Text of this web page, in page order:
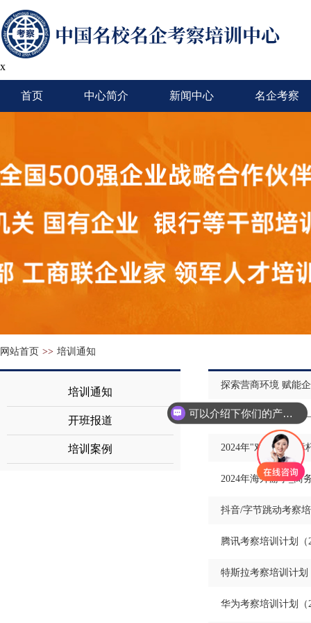
x
首页 中心简介 新闻中心 名企考察
网站首页 >> 培训通知
培训通知
开班报道
培训案例
探索营商环境 赋能
深度探索巴黎奥运
2024年"对标名企 标
2024年海外游学_商
抖音/字节跳动考察
腾讯考察培训计划（
特斯拉考察培训计划
华为考察培训计划（
可以介绍下你们的产品么